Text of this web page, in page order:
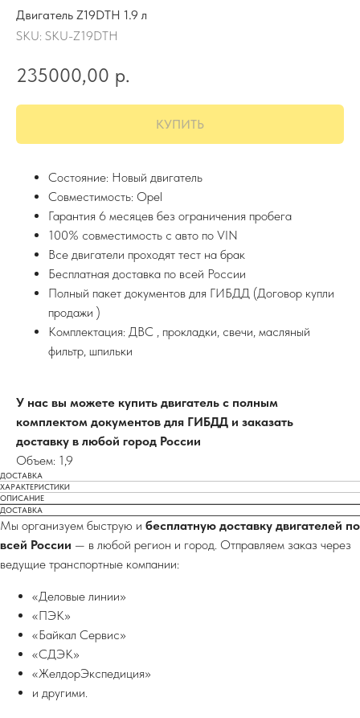
Двигатель Z19DTH 1.9 л
SKU: SKU-Z19DTH
235000,00 р.
КУПИТЬ
Состояние: Новый двигатель
Совместимость: Opel
Гарантия 6 месяцев без ограничения пробега
100% совместимость с авто по VIN
Все двигатели проходят тест на брак
Бесплатная доставка по всей России
Полный пакет документов для ГИБДД (Договор купли
продажи )
Комплектация: ДВС , прокладки, свечи, масляный
фильтр, шпильки
У нас вы можете купить двигатель с полным
комплектом документов для ГИБДД и заказать
доставку в любой город России
Объем: 1,9
ДОСТАВКА
ХАРАКТЕРИСТИКИ
ОПИСАНИЕ
ДОСТАВКА
Мы организуем быструю и бесплатную доставку двигателей по
всей России — в любой регион и город. Отправляем заказ через
ведущие транспортные компании:
«Деловые линии»
«ПЭК»
«Байкал Сервис»
«СДЭК»
«ЖелдорЭкспедиция»
и другими.